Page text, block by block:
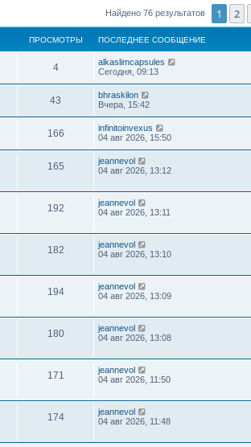
Найдено 76 результатов 1 2
ПРОСМОТРЫ ПОСЛЕДНЕЕ СООБЩЕНИЕ
4
alkaslimcapsules
Сегодня, 09:13
43
bhraskilon
Вчера, 15:42
166
infinitoinvexus
04 авг 2026, 15:50
165
jeannevol
04 авг 2026, 13:12
192
jeannevol
04 авг 2026, 13:11
182
jeannevol
04 авг 2026, 13:10
194
jeannevol
04 авг 2026, 13:09
180
jeannevol
04 авг 2026, 13:08
171
jeannevol
04 авг 2026, 11:50
174
jeannevol
04 авг 2026, 11:48